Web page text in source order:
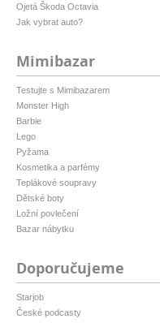
Ojetá Škoda Octavia
Jak vybrat auto?
Mimibazar
Testujte s Mimibazarem
Monster High
Barbie
Lego
Pyžama
Kosmetika a parfémy
Teplákové soupravy
Dětské boty
Ložní povlečení
Bazar nábytku
Doporučujeme
Starjob
České podcasty